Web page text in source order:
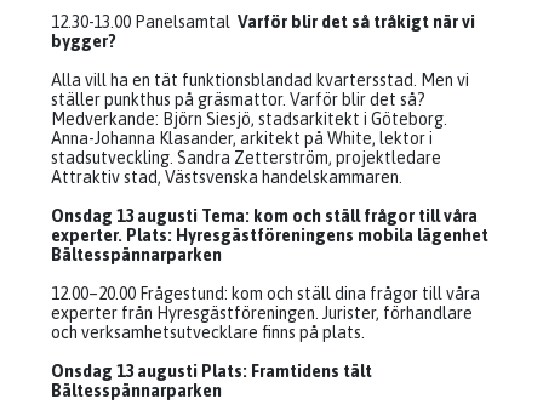
12.30-13.00 Panelsamtal Varför blir det så tråkigt när vi
bygger?
Alla vill ha en tät funktionsblandad kvartersstad. Men vi
ställer punkthus på gräsmattor. Varför blir det så?
Medverkande: Björn Siesjö, stadsarkitekt i Göteborg.
Anna-Johanna Klasander, arkitekt på White, lektor i
stadsutveckling. Sandra Zetterström, projektledare
Attraktiv stad, Västsvenska handelskammaren.
Onsdag 13 augusti Tema: kom och ställ frågor till våra
experter. Plats: Hyresgästföreningens mobila lägenhet
Bältesspännarparken
12.00–20.00 Frågestund: kom och ställ dina frågor till våra
experter från Hyresgästföreningen. Jurister, förhandlare
och verksamhetsutvecklare finns på plats.
Onsdag 13 augusti Plats: Framtidens tält
Bältesspännarparken